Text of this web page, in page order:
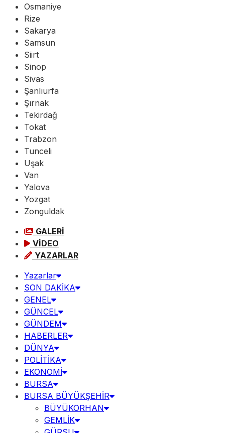
Osmaniye
Rize
Sakarya
Samsun
Siirt
Sinop
Sivas
Şanlıurfa
Şırnak
Tekirdağ
Tokat
Trabzon
Tunceli
Uşak
Van
Yalova
Yozgat
Zonguldak
GALERİ
VİDEO
YAZARLAR
Yazarlar
SON DAKİKA
GENEL
GÜNCEL
GÜNDEM
HABERLER
DÜNYA
POLİTİKA
EKONOMİ
BURSA
BURSA BÜYÜKŞEHİR
BÜYÜKORHAN
GEMLİK